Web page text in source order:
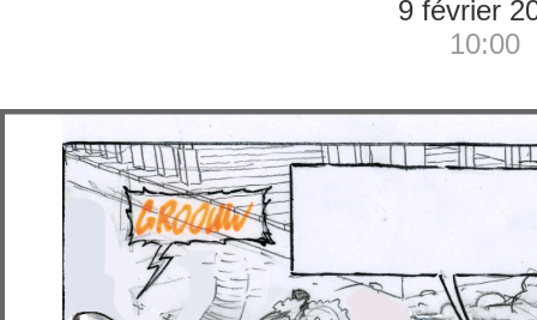
9 février
10:00